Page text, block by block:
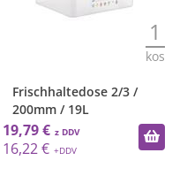
1
kos
Frischhaltedose 2/3 /
200mm / 19L
19,79 €
16,22 €